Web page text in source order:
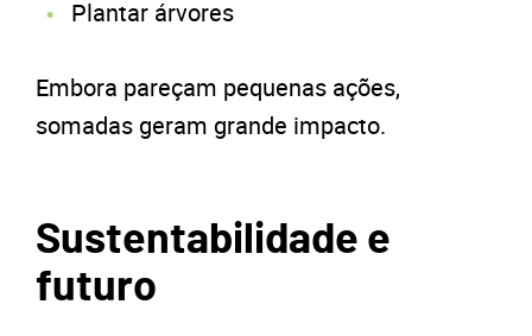
Plantar árvores
Embora pareçam pequenas ações,
somadas geram grande impacto.
Sustentabilidade e
futuro